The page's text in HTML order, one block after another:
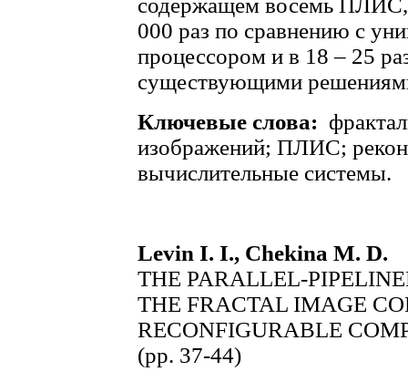
содержащем восемь ПЛИС,
000 раз по сравнению с
процессором и в 18 – 25
существующими
Ключевые слова:
изображений; ПЛИС;
вычислительные системы.
Levin I. I., Chekina M. D.
THE PARALLEL-
THE FRACTAL IMAGE
RECONFIGURABLE
(pp. 37-44)